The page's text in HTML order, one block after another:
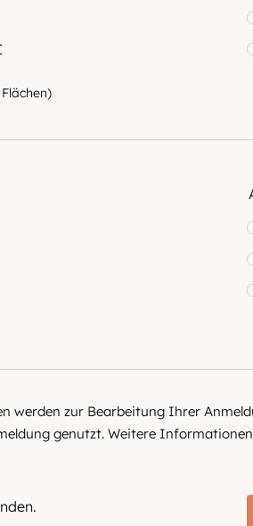
werden zur Bearbeitung Ihrer
genutzt. Weitere